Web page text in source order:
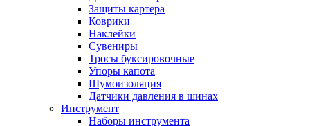
Защиты картера
Коврики
Наклейки
Сувениры
Тросы буксировочные
Упоры капота
Шумоизоляция
Датчики давления в шинах
Инструмент
Наборы инструмента